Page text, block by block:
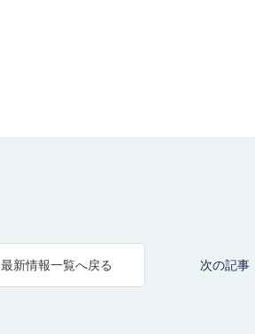
最新情報一覧へ戻る 次の記事